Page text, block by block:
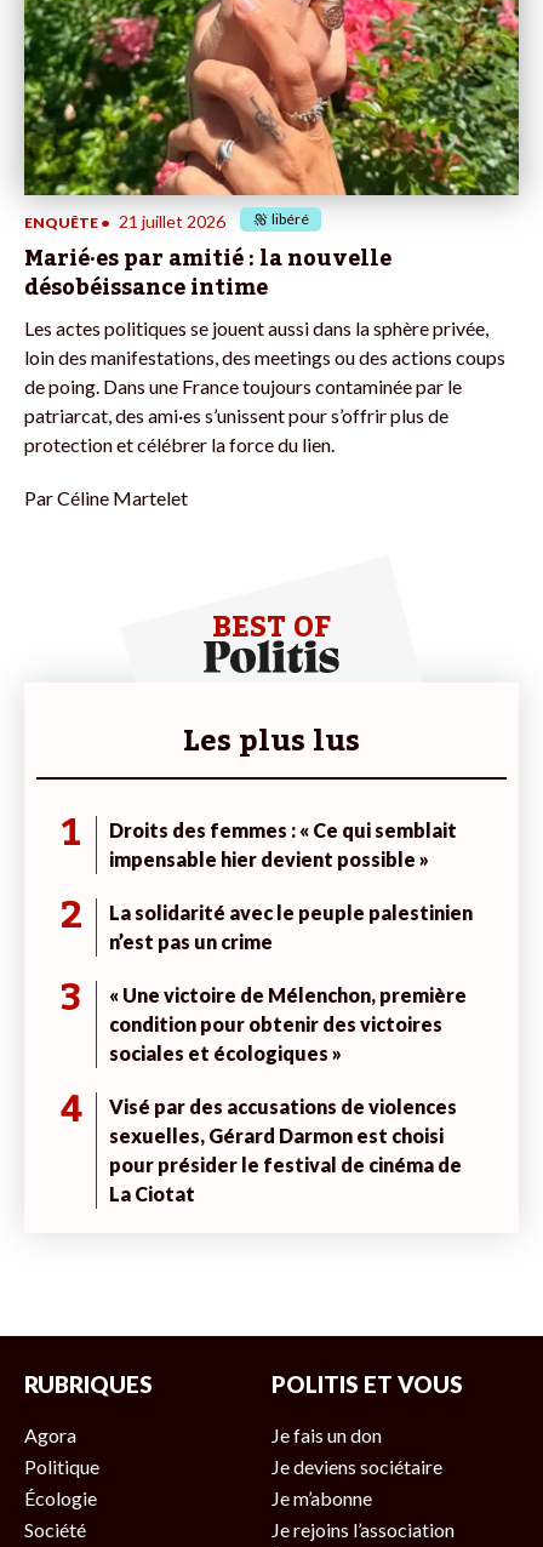
ENQUÊTE • 21 juillet 2026 libéré
Marié·es par amitié : la nouvelle
désobéissance intime
Les actes politiques se jouent aussi dans la sphère privée,
loin des manifestations, des meetings ou des actions coups
de poing. Dans une France toujours contaminée par le
patriarcat, des ami·es s’unissent pour s’offrir plus de
protection et célébrer la force du lien.
ParCéline Martelet
BEST OF
Les plus lus
1
Droits des femmes : « Ce qui semblait
impensable hier devient possible »
2
La solidarité avec le peuple palestinien
n’est pas un crime
3
« Une victoire de Mélenchon, première
condition pour obtenir des victoires
sociales et écologiques »
4
Visé par des accusations de violences
sexuelles, Gérard Darmon est choisi
pour présider le festival de cinéma de
La Ciotat
RUBRIQUES
Agora
Politique
Écologie
Société
POLITIS ET VOUS
Je fais un don
Je deviens sociétaire
Je m’abonne
Je rejoins l’association